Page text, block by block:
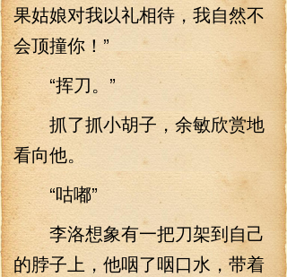
果姑娘对我以礼相待，我自然不
会顶撞你！”
“挥刀。”
抓了抓小胡子，余敏欣赏地
看向他。
“咕嘟”
李洛想象有一把刀架到自己
的脖子上，他咽了咽口水，带着